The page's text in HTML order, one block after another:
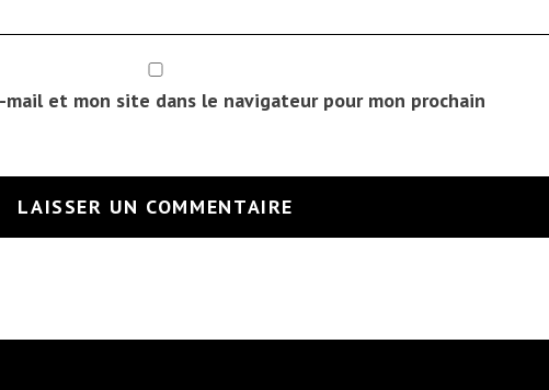
mail et mon site dans le navigateur pour mon prochain